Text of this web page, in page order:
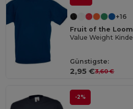
+16
Fruit of the Loom
Value Weight
Günstigste:
2,95 €3,60 €
-2%